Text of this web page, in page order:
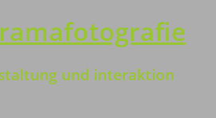
und interaktion